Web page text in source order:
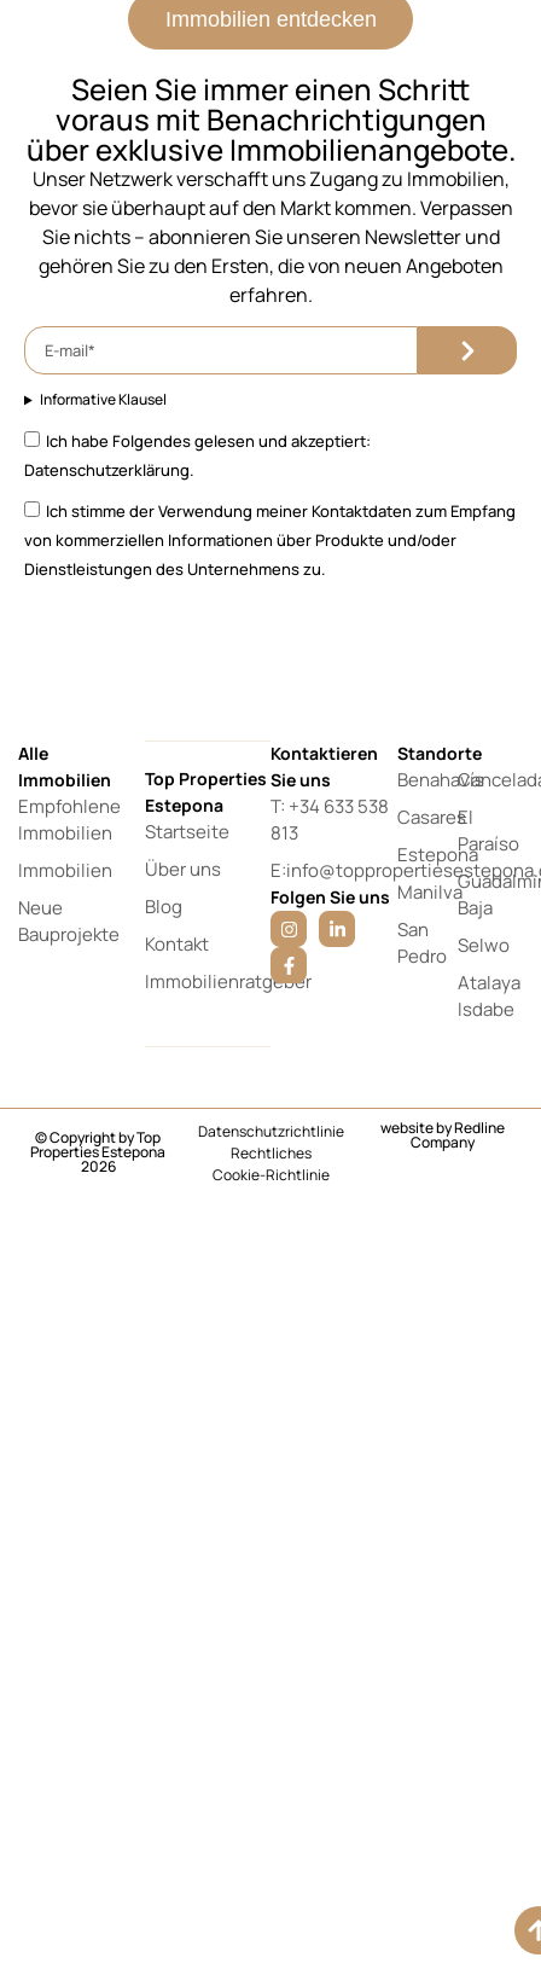
Immobilien entdecken
Seien Sie immer einen Schritt
voraus mit Benachrichtigungen
über exklusive Immobilienangebote.
Unser Netzwerk verschafft uns Zugang zu Immobilien,
bevor sie überhaupt auf den Markt kommen. Verpassen
Sie nichts – abonnieren Sie unseren Newsletter und
gehören Sie zu den Ersten, die von neuen Angeboten
erfahren.
Informative Klausel
Ich habe Folgendes gelesen und akzeptiert:
Datenschutzerklärung.
Ich stimme der Verwendung meiner Kontaktdaten zum Empfang
von kommerziellen Informationen über Produkte und/oder
Dienstleistungen des Unternehmens zu.
Alle
Immobilien
Empfohlene
Immobilien
Immobilien
Neue
Bauprojekte
Top Properties
Estepona
Startseite
Über uns
Blog
Kontakt
Immobilienratgeber
Standorte
Benahavís
Casares
Estepona
Manilva
San
Pedro
El
Paraíso
Baja
Selwo
Atalaya
Isdabe
Kontaktieren
Sie uns
T: +34 633 538
813
Folgen Sie uns
© Copyright by Top
Properties Estepona
2026
Datenschutzrichtlinie
Rechtliches
Cookie-Richtlinie
website byRedline
Company